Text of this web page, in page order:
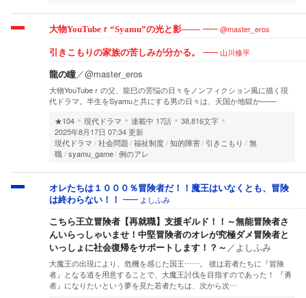
大物YouTubeｒ“Syamu”の光と影─── @master_eros
引きこもりの家族の苦しみが分かる。 山川修平
龍の瞳／@master_eros
大物YouTubeｒの父、龍巳の苦悩の日々をノンフィクション風に描く現
代ドラマ。半生をSyamuと共にする男の日々は、天国か地獄か───
★104
現代ドラマ 連載中 17話
38,816文字
2025年8月17日 07:34 更新
現代ドラマ
社会問題 福祉制度 知的障害 引きこもり
無
職
syamu_game 例のアレ
オレたちは１０００％冒険者だ！！魔王はいなくとも、冒険
は終わらない！！
よしふみ
こちら王立冒険者【再就職】支援ギルド！！～無能冒険者さ
んいらっしゃいませ！中堅冒険者のオレが究極ダメ冒険者と
いっしょに社会復帰をサポートします！？～ ／よしふみ
大魔王の出現により、危機を感じた国王……。 彼は若者たちに『冒険
者』となる道を用意することで、大魔王討伐を目指すのであった！ 『勇
者』になりたいという夢を見た若者たちは、次から次…